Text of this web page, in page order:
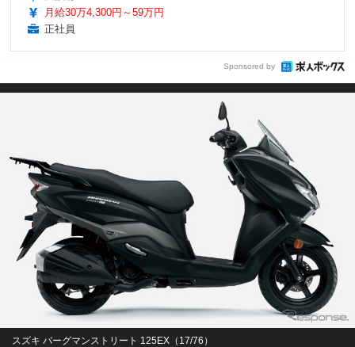
月給30万4,300円～59万円
正社員
Sponsored by
スズキ バーグマンストリート 125EX（17/76）